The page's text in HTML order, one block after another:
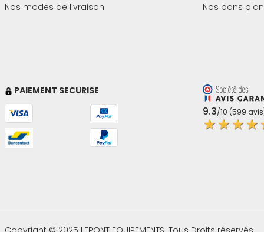
Nos modes de livraison
Nos bons
PAIEMENT SECURISE
9.3/10 (599